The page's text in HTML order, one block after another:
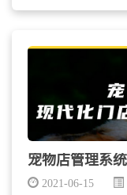
2021-06-15